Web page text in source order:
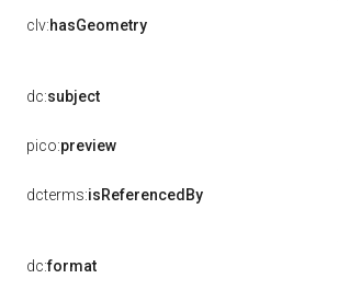
clv:hasGeometry
dc:subject
pico:preview
dcterms:isReferencedBy
dc:format